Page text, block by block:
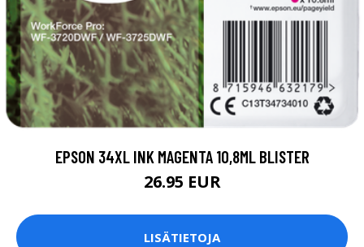
EPSON 34XL INK MAGENTA 10,8ML BLISTER
26.95 EUR
LISÄTIETOJA